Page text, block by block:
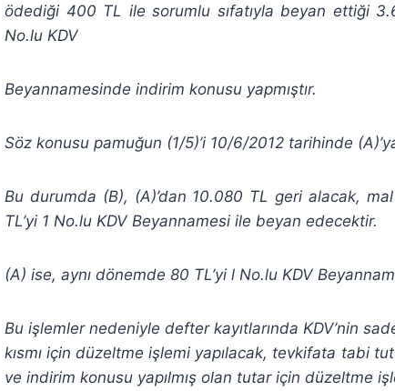
ödediği 400 TL ile sorumlu sıfatıyla beyan ettiği
No.lu KDV
Beyannamesinde indirim konusu yapmıştır.
Söz konusu pamuğun (1/5)’i 10/6/2012 tarihinde
Bu durumda (B), (A)’dan 10.080 TL geri alacak,
TL’yi 1 No.lu KDV Beyannamesi ile beyan edecektir.
(A) ise, aynı dönemde 80 TL’yi l No.lu KDV
Bu işlemler nedeniyle defter kayıtlarında KDV’nin
kısmı için düzeltme işlemi yapılacak, tevkifata tabi
ve indirim konusu yapılmış olan tutar için düzeltme